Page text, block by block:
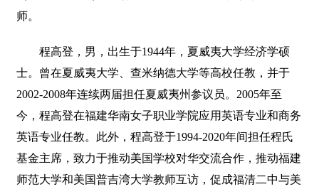
师。
程高登，男，出生于1944年，夏威夷大学经济学硕
士。曾在夏威夷大学、查米纳德大学等高校任教，并于
2002-2008年连续两届担任夏威夷州参议员。2005年至
今，程高登在福建华南女子职业学院应用英语专业和商务
英语专业任教。此外，程高登于1994-2020年间担任程氏
基金主席，致力于推动美国学校对华交流合作，推动福建
师范大学和美国普吉湾大学教师互访，促成福清二中与美